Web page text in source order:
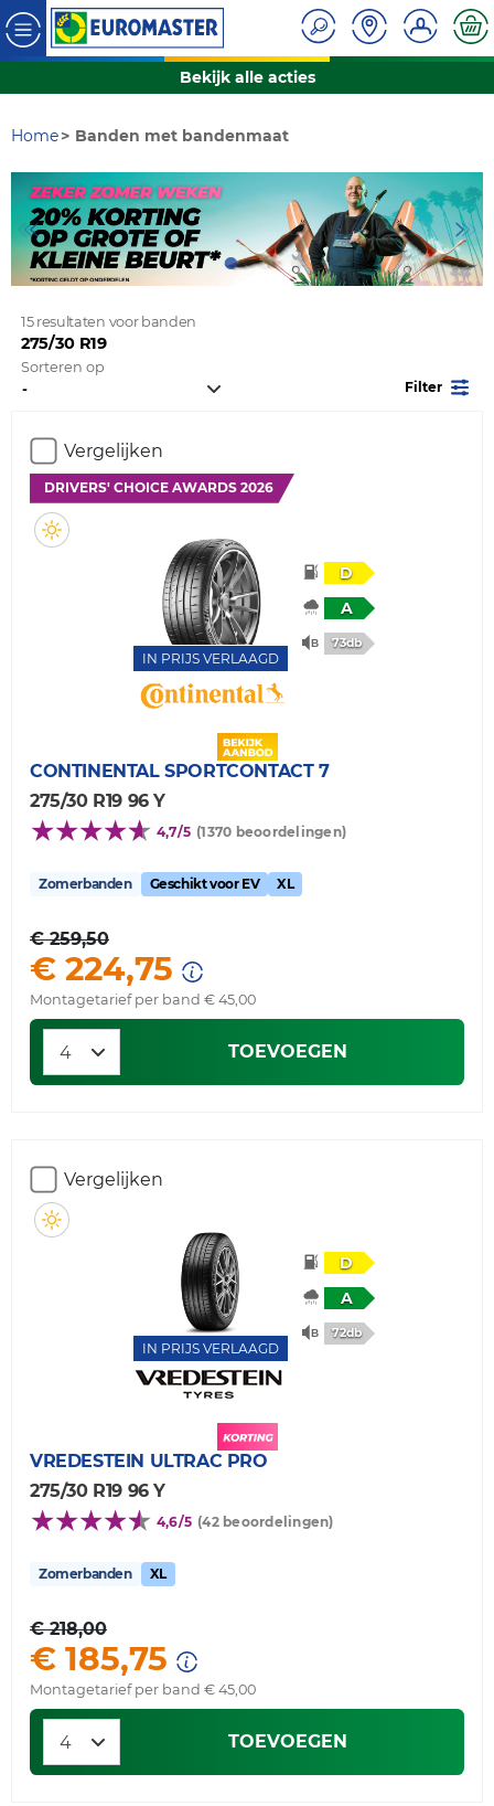
Bekijk alle acties
Home Banden met bandenmaat
15 resultaten voor banden
275/30 R19
Sorteren op
Filter
Vergelijken
DRIVERS' CHOICE AWARDS 2026
IN PRIJS VERLAAGD
D
A
73db
CONTINENTAL SPORTCONTACT 7
275/30 R19 96 Y
4,7/5 (1370 beoordelingen)
Zomerbanden Geschikt voor EV XL
€ 259,50
€ 224,75
Montagetarief per band € 45,00
TOEVOEGEN
Vergelijken
IN PRIJS VERLAAGD
D
A
72db
VREDESTEIN ULTRAC PRO
275/30 R19 96 Y
4,6/5 (42 beoordelingen)
Zomerbanden XL
€ 218,00
€ 185,75
Montagetarief per band € 45,00
TOEVOEGEN